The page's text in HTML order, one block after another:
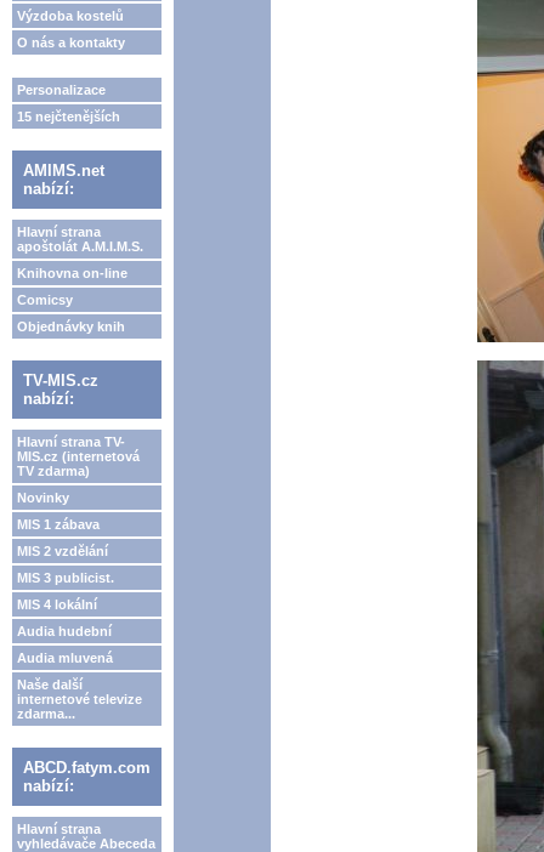
Výzdoba kostelů
O nás a kontakty
Personalizace
15 nejčtenějších
AMIMS.net
nabízí:
Hlavní strana
apoštolát A.M.I.M.S.
Knihovna on-line
Comicsy
Objednávky knih
TV-MIS.cz
nabízí:
Hlavní strana TV-
MIS.cz (internetová
TV zdarma)
Novinky
MIS 1 zábava
MIS 2 vzdělání
MIS 3 publicist.
MIS 4 lokální
Audia hudební
Audia mluvená
Naše další
internetové televize
zdarma...
ABCD.fatym.com
nabízí:
Hlavní strana
vyhledávače Abeceda